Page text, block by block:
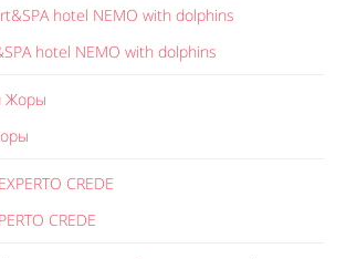
hotel NEMO with dolphins
CREDE